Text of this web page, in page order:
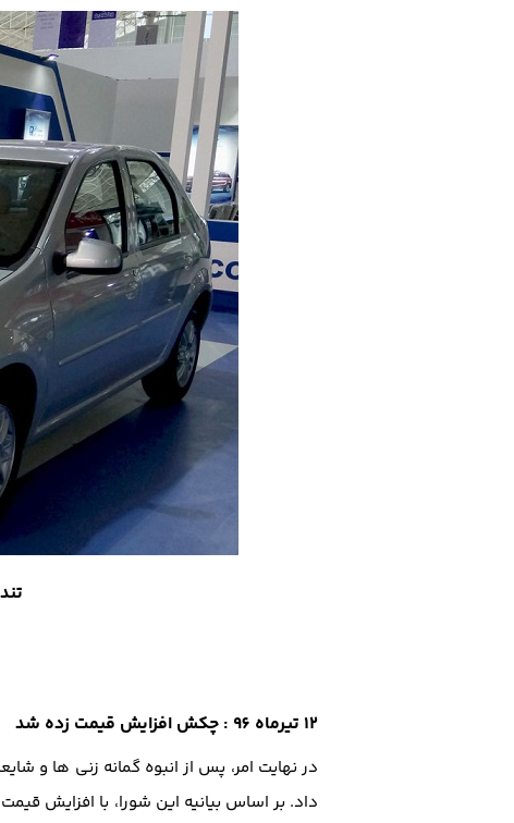
تندر
12 تیرماه 96 : چکش افزایش قیمت زده شد
در نهایت امر، پس از انبوه گمانه زنی ها و
داد. بر اساس بیانیه این شورا، با افزایش قیمت